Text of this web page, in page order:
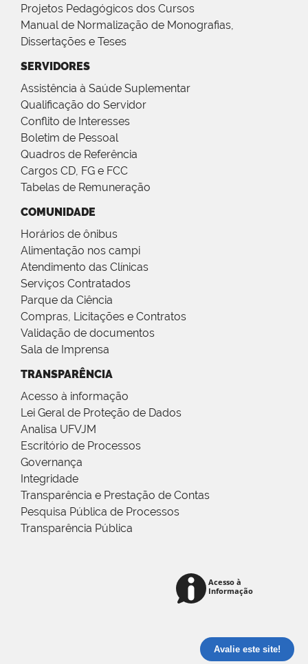
Projetos Pedagógicos dos Cursos
Manual de Normalização de Monografias,
Dissertações e Teses
SERVIDORES
Assistência à Saúde Suplementar
Qualificação do Servidor
Conflito de Interesses
Boletim de Pessoal
Quadros de Referência
Cargos CD, FG e FCC
Tabelas de Remuneração
COMUNIDADE
Horários de ônibus
Alimentação nos campi
Atendimento das Clínicas
Serviços Contratados
Parque da Ciência
Compras, Licitações e Contratos
Validação de documentos
Sala de Imprensa
TRANSPARÊNCIA
Acesso à informação
Lei Geral de Proteção de Dados
Analisa UFVJM
Escritório de Processos
Governança
Integridade
Transparência e Prestação de Contas
Pesquisa Pública de Processos
Transparência Pública
Avalie este site!